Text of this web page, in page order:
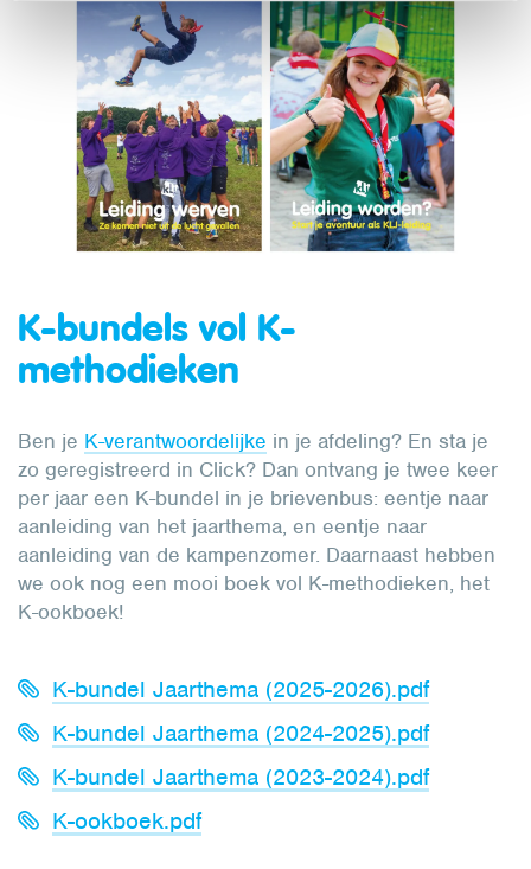
K-bundels vol K-
methodieken
Ben je K-verantwoordelijke in je afdeling? En sta je
zo geregistreerd in Click? Dan ontvang je twee keer
per jaar een K-bundel in je brievenbus: eentje naar
aanleiding van het jaarthema, en eentje naar
aanleiding van de kampenzomer. Daarnaast hebben
we ook nog een mooi boek vol K-methodieken, het
K-ookboek!
K-bundel Jaarthema (2025-2026).pdf
K-bundel Jaarthema (2024-2025).pdf
K-bundel Jaarthema (2023-2024).pdf
K-ookboek.pdf